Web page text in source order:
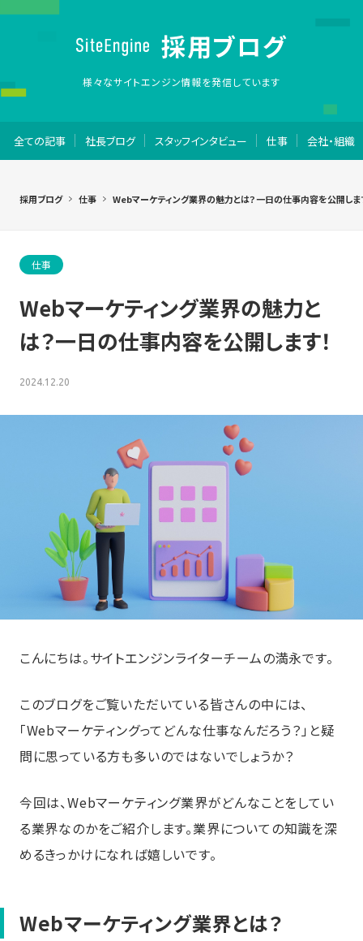
採用ブログ
様々なサイトエンジン情報を発信しています
全ての記事 社長ブログ スタッフインタビュー 仕事 会社・組織
採用ブログ 仕事 Webマーケティング業界の魅力とは？一日の仕事内容を公開しま
仕事
Webマーケティング業界の魅力と
は？一日の仕事内容を公開します！
2024.12.20
こんにちは。サイトエンジンライターチームの満永です。
このブログをご覧いただいている皆さんの中には、
「Webマーケティングってどんな仕事なんだろう？」と疑
問に思っている方も多いのではないでしょうか？
今回は、Webマーケティング業界がどんなことをしてい
る業界なのかをご紹介します。業界についての知識を深
めるきっかけになれば嬉しいです。
Webマーケティング業界とは？